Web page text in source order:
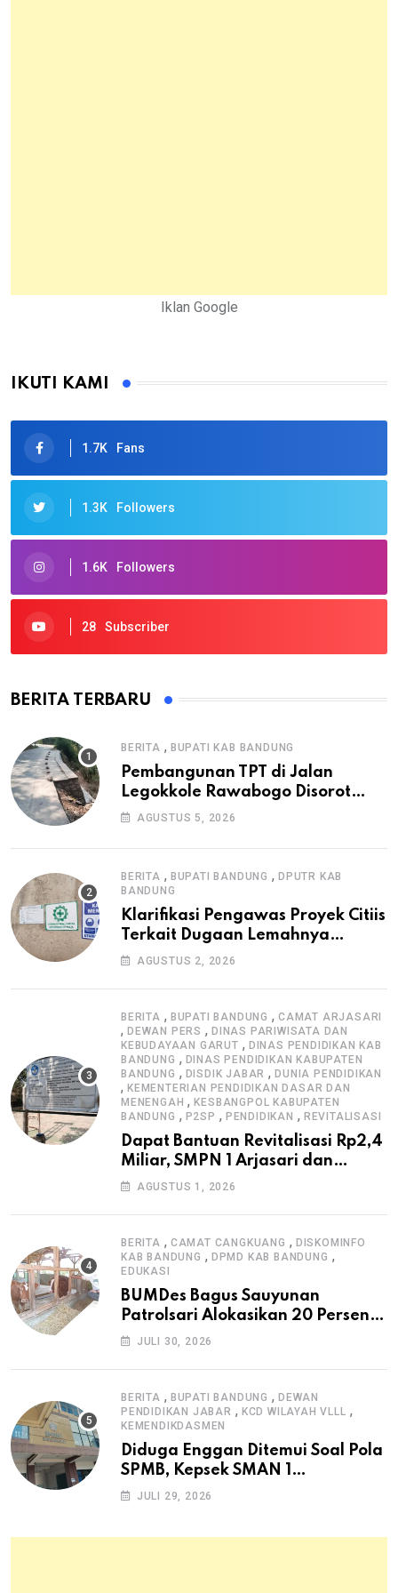
Iklan Google
IKUTI KAMI
1.7K Fans
1.3K Followers
1.6K Followers
28 Subscriber
BERITA TERBARU
BERITA , BUPATI KAB BANDUNG
Pembangunan TPT di Jalan
Legokkole Rawabogo Disorot
Warga, Selesai Tanpa Papan
AGUSTUS 5, 2026
BERITA , BUPATI BANDUNG ,DPUTR KAB
BANDUNG
Klarifikasi Pengawas Proyek Citiis
Terkait Dugaan Lemahnya
Pengawasan K3
AGUSTUS 2, 2026
BERITA , BUPATI BANDUNG ,CAMAT ARJASARI
, DEWAN PERS , DINAS PARIWISATA DAN
KEBUDAYAAN GARUT , DINAS PENDIDIKAN KAB
BANDUNG , DINAS PENDIDIKAN KABUPATEN
BANDUNG , DISDIK JABAR ,DUNIA PENDIDIKAN
, KEMENTERIAN PENDIDIKAN DASAR DAN
MENENGAH ,KESBANGPOL KABUPATEN
BANDUNG , P2SP , PENDIDIKAN , REVITALISASI
Dapat Bantuan Revitalisasi Rp2,4
Miliar, SMPN 1 Arjasari dan
Masyarakat Sambut Antusias
AGUSTUS 1, 2026
BERITA , CAMAT CANGKUANG , DISKOMINFO
KAB BANDUNG , DPMD KAB BANDUNG ,
EDUKASI
BUMDes Bagus Sauyunan
Patrolsari Alokasikan 20 Persen
Dana Desa untuk Ketahanan
JULI 30, 2026
BERITA , BUPATI BANDUNG ,DEWAN
PENDIDIKAN JABAR , KCD WILAYAH VLLL ,
KEMENDIKDASMEN
Diduga Enggan Ditemui Soal Pola
SPMB, Kepsek SMAN 1
Dayeuhkolot Dikeluhkan Orang
JULI 29, 2026